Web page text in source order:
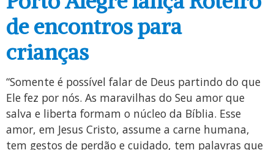
de encontros para
crianças
“Somente é possível falar de Deus partindo do que
Ele fez por nós. As maravilhas do Seu amor que
salva e liberta formam o núcleo da Bíblia. Esse
amor, em Jesus Cristo, assume a carne humana,
tem gestos de perdão e cuidado, tem palavras que